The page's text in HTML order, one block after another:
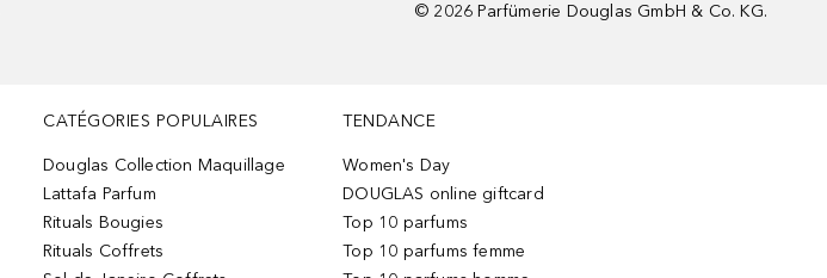
© 2026 Parfümerie Douglas GmbH & Co. KG.
CATÉGORIES POPULAIRES
Douglas Collection Maquillage
Lattafa Parfum
Rituals Bougies
Rituals Coffrets
TENDANCE
Women's Day
DOUGLAS online giftcard
Top 10 parfums
Top 10 parfums femme